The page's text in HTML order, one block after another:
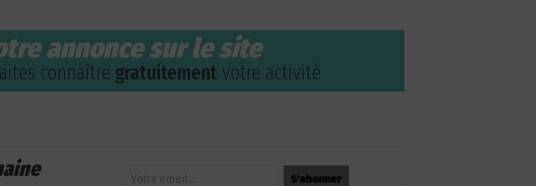
annonce sur le site
connaître gratuitement votre activité